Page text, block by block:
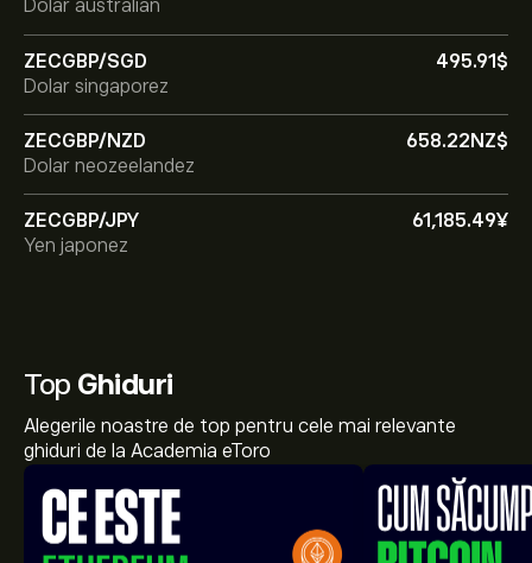
Dolar australian
ZECGBP/SGD
495.91‎$‎
Dolar singaporez
ZECGBP/NZD
658.22‎NZ$‎
Dolar neozeelandez
ZECGBP/JPY
61,185.49‎¥‎
Yen japonez
Top Ghiduri
Alegerile noastre de top pentru cele mai relevante
ghiduri de la Academia eToro